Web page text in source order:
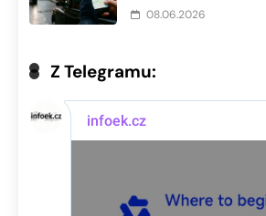
08.06.2026
Z Telegramu: